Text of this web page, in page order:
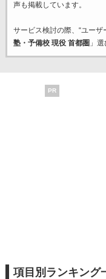
声も掲載しています。
サービス検討の際、“ユーザ
塾・予備校 現役 首都圏 」
PR
項目別ランキング